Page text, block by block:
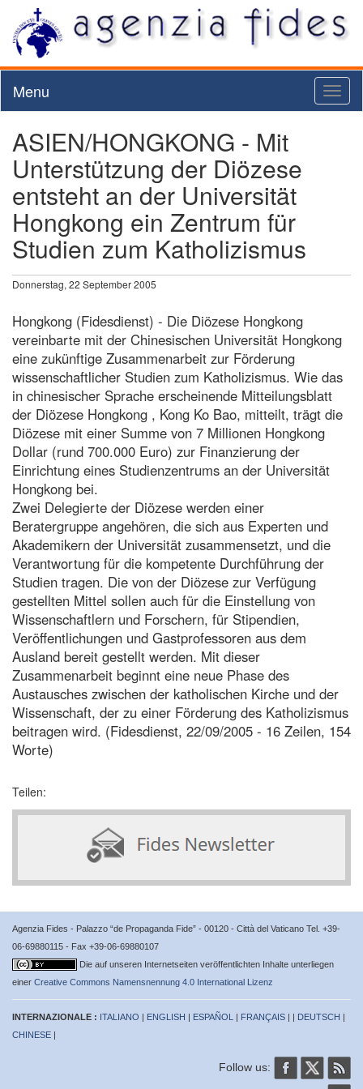
Menu
ASIEN/HONGKONG - Mit
Unterstützung der Diözese
entsteht an der Universität
Hongkong ein Zentrum für
Studien zum Katholizismus
Donnerstag, 22 September 2005
Hongkong (Fidesdienst) - Die Diözese Hongkong
vereinbarte mit der Chinesischen Universität Hongkong
eine zukünftige Zusammenarbeit zur Förderung
wissenschaftlicher Studien zum Katholizismus. Wie das
in chinesischer Sprache erscheinende Mitteilungsblatt
der Diözese Hongkong , Kong Ko Bao, mitteilt, trägt die
Diözese mit einer Summe von 7 Millionen Hongkong
Dollar (rund 700.000 Euro) zur Finanzierung der
Einrichtung eines Studienzentrums an der Universität
Hongkong bei.
Zwei Delegierte der Diözese werden einer
Beratergruppe angehören, die sich aus Experten und
Akademikern der Universität zusammensetzt, und die
Verantwortung für die kompetente Durchführung der
Studien tragen. Die von der Diözese zur Verfügung
gestellten Mittel sollen auch für die Einstellung von
Wissenschaftlern und Forschern, für Stipendien,
Veröffentlichungen und Gastprofessoren aus dem
Ausland bereit gestellt werden. Mit dieser
Zusammenarbeit beginnt eine neue Phase des
Austausches zwischen der katholischen Kirche und der
Wissenschaft, der zu einer Förderung des Katholizismus
beitragen wird. (Fidesdienst, 22/09/2005 - 16 Zeilen, 154
Worte)
Teilen:
Agenzia Fides - Palazzo “de Propaganda Fide” - 00120 - Città del Vaticano Tel. +39-
06-69880115 - Fax +39-06-69880107
Die auf unseren Internetseiten veröffentlichten Inhalte unterliegen
einer Creative Commons Namensnennung 4.0 International Lizenz
INTERNAZIONALE : ITALIANO | ENGLISH | ESPAÑOL | FRANÇAIS | | DEUTSCH |
CHINESE |
Follow us: